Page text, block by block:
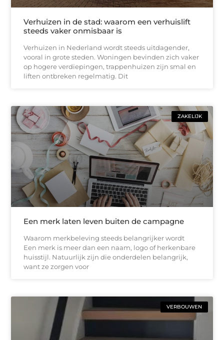
Verhuizen in de stad: waarom een verhuislift
steeds vaker onmisbaar is
Verhuizen in Nederland wordt steeds uitdagender,
vooral in grote steden. Woningen bevinden zich vaker
op hogere verdiepingen, trappenhuizen zijn smal en
liften ontbreken regelmatig. Dit
ZAKELIJK
Een merk laten leven buiten de campagne
Waarom merkbeleving steeds belangrijker wordt
Een merk is meer dan een naam, logo of herkenbare
huisstijl. Natuurlijk zijn die onderdelen belangrijk,
want ze zorgen voor
VERBOUWEN